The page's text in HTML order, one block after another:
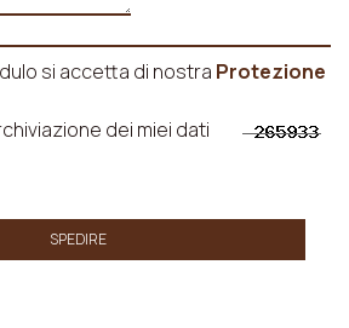
si accetta di nostra Protezione
dei miei dati
SPEDIRE